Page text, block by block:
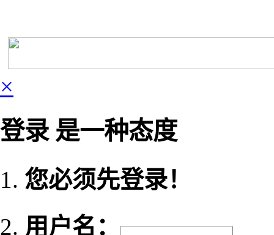
×
登录 是一种态度
您必须先登录！
用户名：